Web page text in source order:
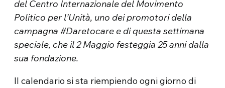
del Centro Internazionale del Movimento
Politico per l’Unità, uno dei promotori della
campagna #Daretocare e di questa settimana
speciale, che il 2 Maggio festeggia 25 anni dalla
sua fondazione.
Il calendario si sta riempiendo ogni giorno di